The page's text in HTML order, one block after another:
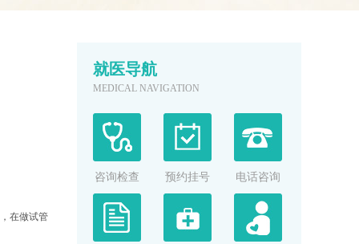
在做试管
就医导航
MEDICAL NAVIGATION
咨询检查 预约挂号 电话咨询